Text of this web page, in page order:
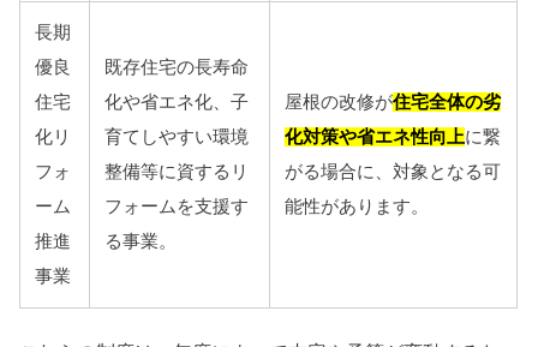
長期
優良
住宅
化リ
フォ
ーム
推進
事業
既存住宅の長寿命
化や省エネ化、子
育てしやすい環境
整備等に資するリ
フォームを支援す
る事業。
屋根の改修が住宅全体の劣
化対策や省エネ性向上に繋
がる場合に、対象となる可
能性があります。